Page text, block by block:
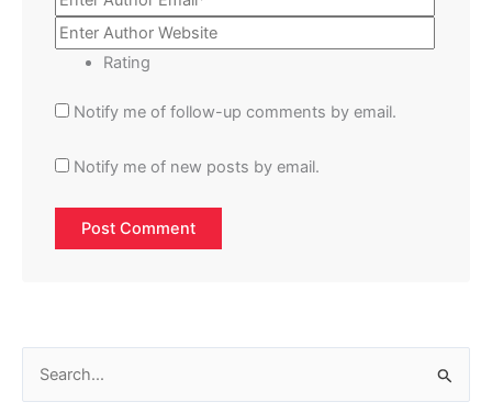
Rating
Notify me of follow-up comments by email.
Notify me of new posts by email.